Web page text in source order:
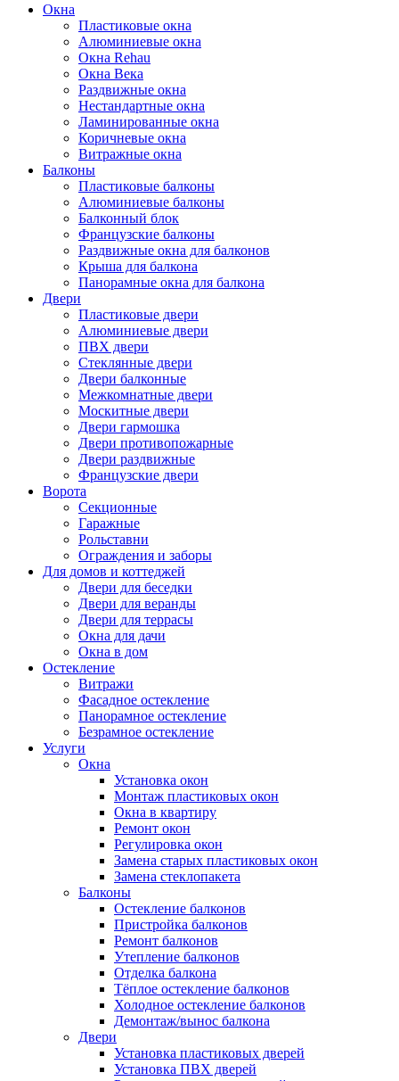
Окна
Пластиковые окна
Алюминиевые окна
Окна Rehau
Окна Века
Раздвижные окна
Нестандартные окна
Ламинированные окна
Коричневые окна
Витражные окна
Балконы
Пластиковые балконы
Алюминиевые балконы
Балконный блок
Французские балконы
Раздвижные окна для балконов
Крыша для балкона
Панорамные окна для балкона
Двери
Пластиковые двери
Алюминиевые двери
ПВХ двери
Стеклянные двери
Двери балконные
Межкомнатные двери
Москитные двери
Двери гармошка
Двери противопожарные
Двери раздвижные
Французские двери
Ворота
Секционные
Гаражные
Рольставни
Ограждения и заборы
Для домов и коттеджей
Двери для беседки
Двери для веранды
Двери для террасы
Окна для дачи
Окна в дом
Остекление
Витражи
Фасадное остекление
Панорамное остекление
Безрамное остекление
Услуги
Окна
Установка окон
Монтаж пластиковых окон
Окна в квартиру
Ремонт окон
Регулировка окон
Замена старых пластиковых окон
Замена стеклопакета
Балконы
Остекление балконов
Пристройка балконов
Ремонт балконов
Утепление балконов
Отделка балкона
Тёплое остекление балконов
Холодное остекление балконов
Демонтаж/вынос балкона
Двери
Установка пластиковых дверей
Установка ПВХ дверей